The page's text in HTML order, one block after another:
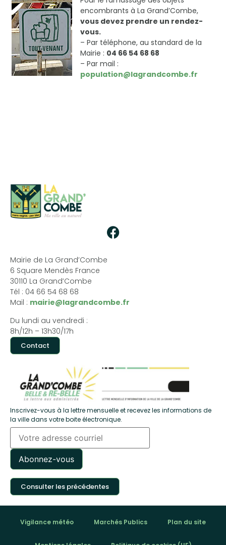
encombrants à La Grand’Combe,
vous devez prendre un rendez-
vous.
– Par téléphone, au standard de la
Mairie : 04 66 54 68 68
– Par mail :
population@lagrandcombe.fr
Mairie de La Grand’Combe
6 Square Mendès France
30110 La Grand’Combe
Tél : 04 66 54 68 68
Mail : mairie@lagrandcombe.fr
Du lundi au vendredi :
8h/12h – 13h30/17h
Contact
Inscrivez-vous à la lettre mensuelle et recevez les informations de
la ville dans votre boite électronique.
Consulter les précédentes
Vigilance météo Marchés Publics Plan du site